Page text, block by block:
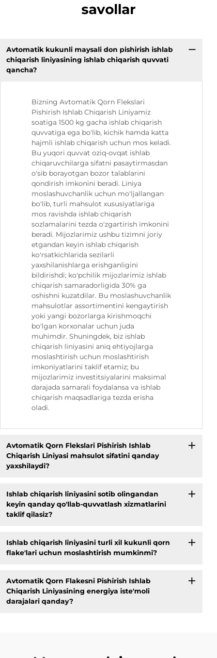
savollar
Avtomatik kukunli maysali don pishirish ishlab
chiqarish liniyasining ishlab chiqarish quvvati
qancha?
Bizning Avtomatik Qorn Flekslari
Pishirish Ishlab Chiqarish Liniyamiz
soatiga 1500 kg gacha ishlab chiqarish
quvvatiga ega bo'lib, kichik hamda katta
hajmli ishlab chiqarish uchun mos keladi.
Bu yuqori quvvat oziq-ovqat ishlab
chiqaruvchilarga sifatni pasaytirmasdan
o'sib borayotgan bozor talablarini
qondirish imkonini beradi. Liniya
moslashuvchanlik uchun mo'ljallangan
bo'lib, turli mahsulot xususiyatlariga
mos ravishda ishlab chiqarish
sozlamalarini tezda o'zgartirish imkonini
beradi. Mijozlarimiz ushbu tizimni joriy
etgandan keyin ishlab chiqarish
ko'rsatkichlarida sezilarli
yaxshilanishlarga erishganligini
bildirishdi; ko'pchilik mijozlarimiz ishlab
chiqarish samaradorligida 30% ga
oshishni kuzatdilar. Bu moslashuvchanlik
mahsulotlar assortimentini kengaytirish
yoki yangi bozorlarga kirishmoqchi
bo'lgan korxonalar uchun juda
muhimdir. Shuningdek, biz ishlab
chiqarish liniyasini aniq ehtiyojlarga
moslashtirish uchun moslashtirish
imkoniyatlarini taklif etamiz; bu
mijozlarimiz investitsiyalarini maksimal
darajada samarali foydalansa va ishlab
chiqarish maqsadlariga tezda erisha
oladi.
Avtomatik Qorn Flekslari Pishirish Ishlab
Chiqarish Liniyasi mahsulot sifatini qanday
yaxshilaydi?
Ishlab chiqarish liniyasini sotib olingandan
keyin qanday qo'llab-quvvatlash xizmatlarini
taklif qilasiz?
Ishlab chiqarish liniyasini turli xil kukunli qorn
flake'lari uchun moslashtirish mumkinmi?
Avtomatik Qorn Flakesni Pishirish Ishlab
Chiqarish Liniyasining energiya iste'moli
darajalari qanday?